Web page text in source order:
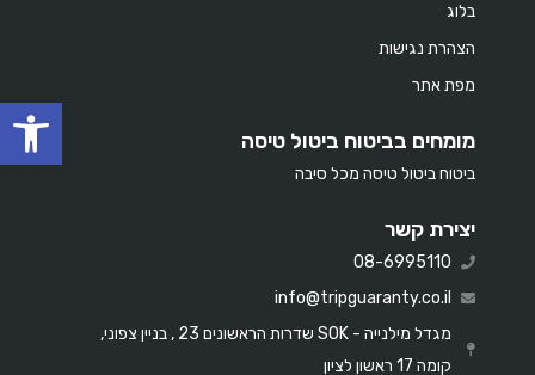
בלוג
הצהרת נגישות
מפת אתר
מומחים בביטוח ביטול טיסה
ביטוח ביטול טיסה מכל סיבה
יצירת קשר
08-6995110
info@tripguaranty.co.il
מגדל מילנייה - SOK שדרות הראשונים 23 , בניין צפוני,
קומה 17 ראשון לציון